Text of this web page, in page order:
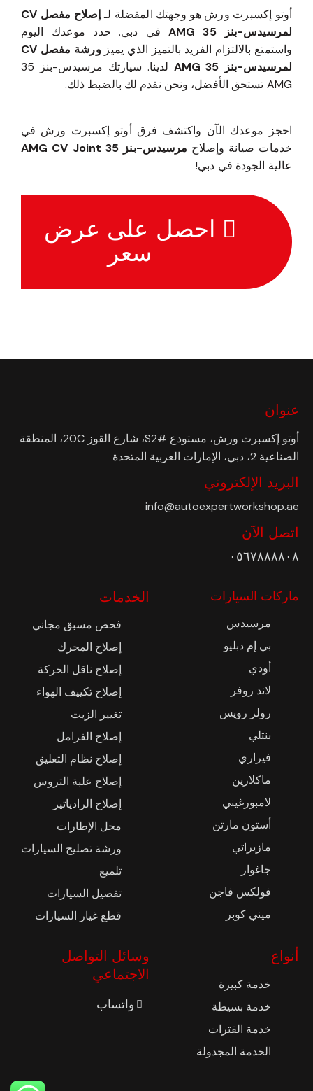
أوتو إكسبرت ورش هو وجهتك المفضلة لـ
إصلاح مفصل CV
لمرسيدس-بنز 35 AMG
في دبي. حدد موعدك اليوم
واستمتع بالالتزام الفريد بالتميز الذي يميز
ورشة مفصل CV
لمرسيدس-بنز 35 AMG
لدينا. سيارتك مرسيدس-بنز 35
AMG تستحق الأفضل، ونحن نقدم لك بالضبط ذلك.
احجز موعدك الآن واكتشف فرق أوتو إكسبرت ورش في
خدمات صيانة وإصلاح مرسيدس-بنز 35 AMG CV Joint
عالية الجودة في دبي!
احصل على عرض
سعر
عنوان
أوتو إكسبرت ورش، مستودع #S2، شارع القوز 20C، المنطقة
الصناعية 2، دبي، الإمارات العربية المتحدة
البريد الإلكتروني
info@autoexpertworkshop.ae
اتصل الآن
٠٥٦٧٨٨٨٨٠٨
ماركات السيارات
مرسيدس
بي إم دبليو
أودي
لاند روفر
رولز رويس
بنتلي
فيراري
ماكلارين
لامبورغيني
أستون مارتن
مازيراتي
جاغوار
فولكس فاجن
ميني كوبر
الخدمات
فحص مسبق مجاني
إصلاح المحرك
إصلاح ناقل الحركة
إصلاح تكييف الهواء
تغيير الزيت
إصلاح الفرامل
إصلاح نظام التعليق
إصلاح علبة التروس
إصلاح الرادياتير
محل الإطارات
ورشة تصليح السيارات
تلميع
تفصيل السيارات
قطع غيار السيارات
أنواع
خدمة كبيرة
خدمة بسيطة
خدمة الفترات
الخدمة المجدولة
وسائل التواصل
الاجتماعي
واتساب